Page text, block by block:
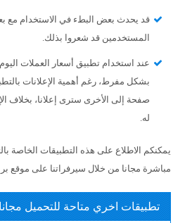
قد يحدث بعض البطء في الاستخدام مع
المستخدمين قد شعروا بذلك.
عند استخدام تطبيق أسعار العملات اليوم
بشكل مفرط، رغم أهمية الإعلانات
صفحة إلى الأخرى سترى إعلانا، بخلاف
له.
يمكنكم الاطلاع على هذه التطبيقات الخاصة
مباشرة مجانا من خلال سيرفراتنا على موقع
تطبيقات اخري متاحة للتحميل